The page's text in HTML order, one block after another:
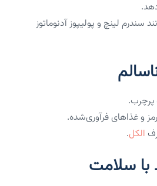
سندرم لینچ و پولیپوز آدنوماتوز
پرچرب.
و غذاهای فرآوری‌شده.
الکل.
با سلامت